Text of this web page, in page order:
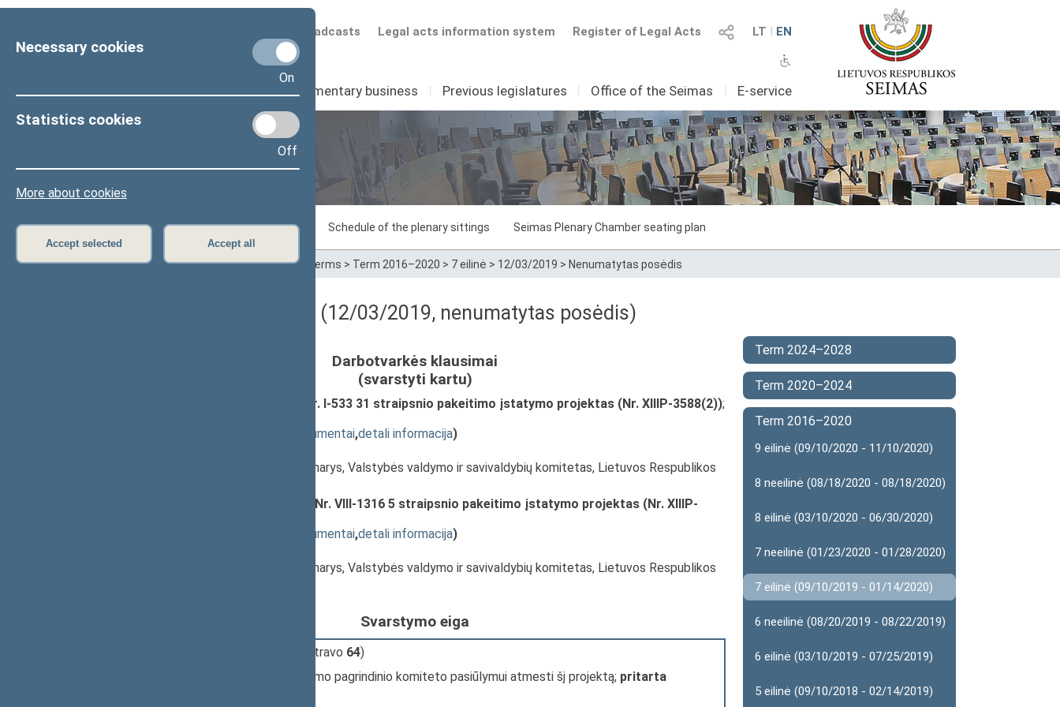
Necessary cookies
On
Statistics cookies
Off
More about cookies
Accept selected Accept all
LT I EN
Register of Legal Acts
Legal acts information system
Scheduled broadcasts
Seimas I Parliamentary business I Previous legislatures I Office of the Seimas I E-service
Sitting in progress Plenary sittings Schedule of the plenary sittings Seimas Plenary Chamber seating plan
Home>Plenary sittings>Parliamentary terms > Term 2016–2020 > 7 eilinė > 12/03/2019 > Nenumatytas posėdis
Darbotvarkės klausimas (12/03/2019, nenumatytas posėdis)
Darbotvarkės klausimai
(svarstyti kartu)
Vietos savivaldos įstatymo Nr. I-533 31 straipsnio pakeitimo įstatymo projektas (Nr. XIIIP-3588(2));
susiję dokumentai,detali informacija)
, Komiteto narys, Valstybės valdymo ir savivaldybių komitetas, Lietuvos Respublikos
Valstybės tarnybos įstatymo Nr. VIII-1316 5 straipsnio pakeitimo įstatymo projektas (Nr. XIIIP-
susiję dokumentai,detali informacija)
, Komiteto narys, Valstybės valdymo ir savivaldybių komitetas, Lietuvos Respublikos
Svarstymo eiga
(užsiregistravo 64)
dėl pritarimo pagrindinio komiteto pasiūlymui atmesti šį projektą; pritarta
Term 2024–2028
Term 2020–2024
Term 2016–2020
9 eilinė (09/10/2020 - 11/10/2020)
8 neeilinė (08/18/2020 - 08/18/2020)
8 eilinė (03/10/2020 - 06/30/2020)
7 neeilinė (01/23/2020 - 01/28/2020)
7 eilinė (09/10/2019 - 01/14/2020)
6 neeilinė (08/20/2019 - 08/22/2019)
6 eilinė (03/10/2019 - 07/25/2019)
5 eilinė (09/10/2018 - 02/14/2019)